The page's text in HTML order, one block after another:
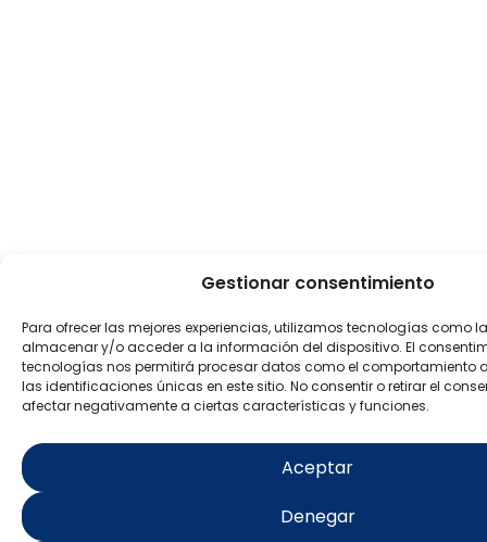
Gestionar consentimiento
Para ofrecer las mejores experiencias, utilizamos tecnologías como
almacenar y/o acceder a la información del dispositivo. El
tecnologías nos permitirá procesar datos como el comportamiento
las identificaciones únicas en este sitio. No consentir o retirar el
afectar negativamente a ciertas características y funciones.
Aceptar
Denegar